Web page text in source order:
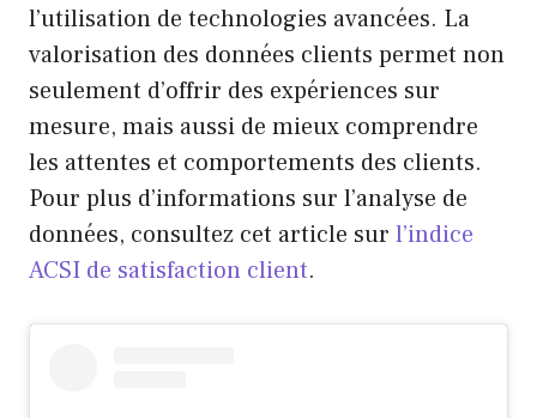
l’utilisation de technologies avancées. La
valorisation des données clients permet non
seulement d’offrir des expériences sur
mesure, mais aussi de mieux comprendre
les attentes et comportements des clients.
Pour plus d’informations sur l’analyse de
données, consultez cet article sur l’indice
ACSI de satisfaction client.